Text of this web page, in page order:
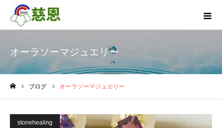
オーラソーマジュエリー
ブログ オーラソーマジュエリー
stonehealing